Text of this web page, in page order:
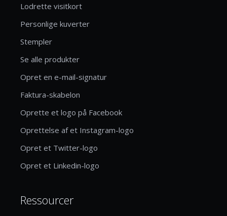
Lodrette visitkort
Personlige kuverter
Stempler
Se alle produkter
Opret en e-mail-signatur
Faktura-skabelon
Oprette et logo på Facebook
Oprettelse af et Instagram-logo
Opret et Twitter-logo
Opret et Linkedin-logo
Ressourcer